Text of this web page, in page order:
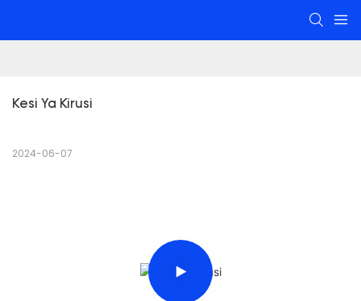
Kesi Ya Kirusi
2024-06-07